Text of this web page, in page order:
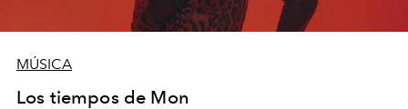
MÚSICA
Los tiempos de Mon